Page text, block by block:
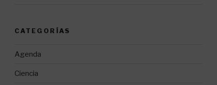
CATEGORÍAS
Agenda
Ciencia